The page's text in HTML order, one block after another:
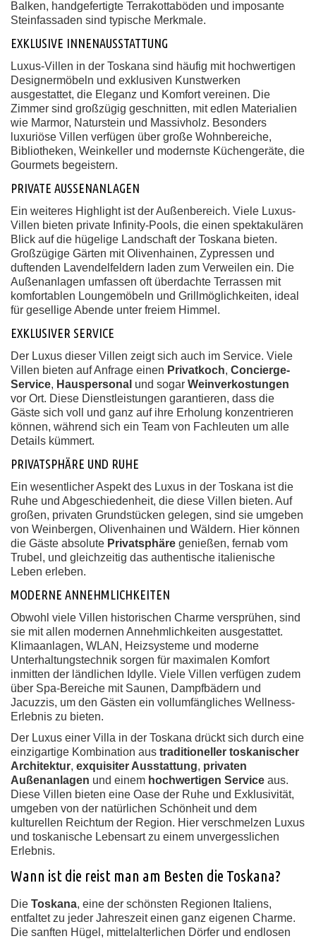
Balken, handgefertigte Terrakottaböden und imposante
Steinfassaden sind typische Merkmale.
EXKLUSIVE INNENAUSSTATTUNG
Luxus-Villen in der Toskana sind häufig mit hochwertigen
Designermöbeln und exklusiven Kunstwerken
ausgestattet, die Eleganz und Komfort vereinen. Die
Zimmer sind großzügig geschnitten, mit edlen Materialien
wie Marmor, Naturstein und Massivholz. Besonders
luxuriöse Villen verfügen über große Wohnbereiche,
Bibliotheken, Weinkeller und modernste Küchengeräte, die
Gourmets begeistern.
PRIVATE AUSSENANLAGEN
Ein weiteres Highlight ist der Außenbereich. Viele Luxus-
Villen bieten private Infinity-Pools, die einen spektakulären
Blick auf die hügelige Landschaft der Toskana bieten.
Großzügige Gärten mit Olivenhainen, Zypressen und
duftenden Lavendelfeldern laden zum Verweilen ein. Die
Außenanlagen umfassen oft überdachte Terrassen mit
komfortablen Loungemöbeln und Grillmöglichkeiten, ideal
für gesellige Abende unter freiem Himmel.
EXKLUSIVER SERVICE
Der Luxus dieser Villen zeigt sich auch im Service. Viele
Villen bieten auf Anfrage einen Privatkoch, Concierge-
Service, Hauspersonal und sogar Weinverkostungen
vor Ort. Diese Dienstleistungen garantieren, dass die
Gäste sich voll und ganz auf ihre Erholung konzentrieren
können, während sich ein Team von Fachleuten um alle
Details kümmert.
PRIVATSPHÄRE UND RUHE
Ein wesentlicher Aspekt des Luxus in der Toskana ist die
Ruhe und Abgeschiedenheit, die diese Villen bieten. Auf
großen, privaten Grundstücken gelegen, sind sie umgeben
von Weinbergen, Olivenhainen und Wäldern. Hier können
die Gäste absolute Privatsphäre genießen, fernab vom
Trubel, und gleichzeitig das authentische italienische
Leben erleben.
MODERNE ANNEHMLICHKEITEN
Obwohl viele Villen historischen Charme versprühen, sind
sie mit allen modernen Annehmlichkeiten ausgestattet.
Klimaanlagen, WLAN, Heizsysteme und moderne
Unterhaltungstechnik sorgen für maximalen Komfort
inmitten der ländlichen Idylle. Viele Villen verfügen zudem
über Spa-Bereiche mit Saunen, Dampfbädern und
Jacuzzis, um den Gästen ein vollumfängliches Wellness-
Erlebnis zu bieten.
Der Luxus einer Villa in der Toskana drückt sich durch eine
einzigartige Kombination aus traditioneller toskanischer
Architektur, exquisiter Ausstattung, privaten
Außenanlagen und einem hochwertigen Service aus.
Diese Villen bieten eine Oase der Ruhe und Exklusivität,
umgeben von der natürlichen Schönheit und dem
kulturellen Reichtum der Region. Hier verschmelzen Luxus
und toskanische Lebensart zu einem unvergesslichen
Erlebnis.
Wann ist die reist man am Besten die Toskana?
Die Toskana, eine der schönsten Regionen Italiens,
entfaltet zu jeder Jahreszeit einen ganz eigenen Charme.
Die sanften Hügel, mittelalterlichen Dörfer und endlosen